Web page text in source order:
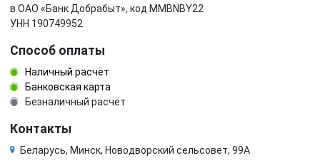
в ОАО «Банк Добрабыт», код MMBNBY22
УНН 190749952
Способ оплаты
Наличный расчёт
Банковская карта
Безналичный расчёт
Контакты
Беларусь, Минск, Новодворский сельсовет, 99А